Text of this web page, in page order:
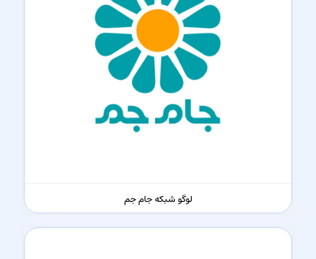
لوگو شبکه جام جم